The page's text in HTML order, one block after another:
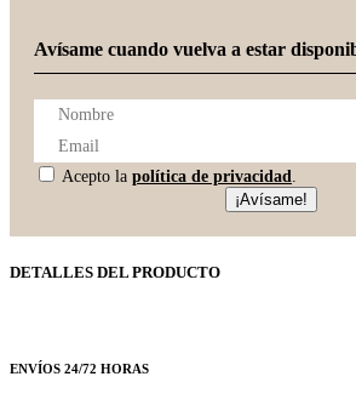
Avísame cuando vuelva a estar
Acepto la política de privacidad.
¡Avísame!
DETALLES DEL PRODUCTO
ENVÍOS 24/72 HORAS